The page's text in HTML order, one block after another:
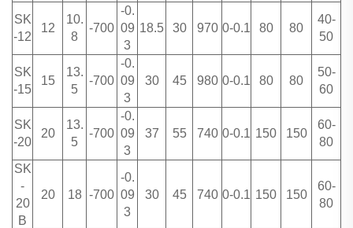
SK
-12
12
10.
8
-700
-0.
09
3
18.5 30 970 0-0.1 80 80
40-
50
SK
-15
15
13.
5
-700
-0.
09
3
30 45 980 0-0.1 80 80
50-
60
SK
-20
20
13.
5
-700
-0.
09
3
37 55 740 0-0.1 150 150
60-
80
SK
-
20
B
20 18 -700
-0.
09
3
30 45 740 0-0.1 150 150
60-
80